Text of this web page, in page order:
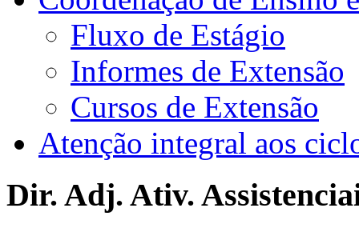
Fluxo de Estágio
Informes de Extensão
Cursos de Extensão
Atenção integral aos
Dir. Adj. Ativ.